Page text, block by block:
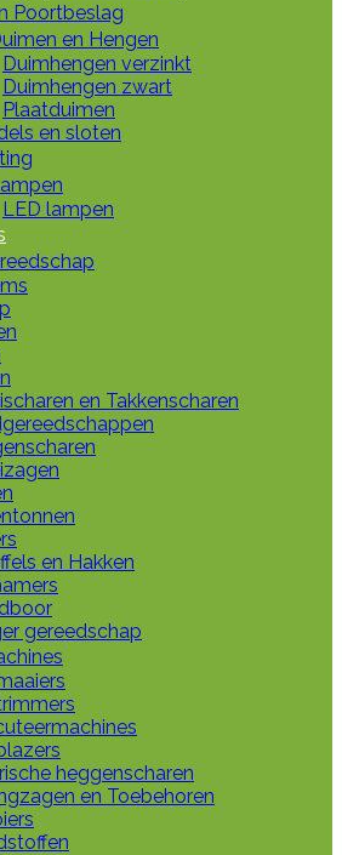
Poortbeslag
en Hengen
Duimhengen verzinkt
Duimhengen zwart
Plaatduimen
en sloten
LED lampen
en Takkenscharen
en Hakken
gereedschap
heggenscharen
en Toebehoren